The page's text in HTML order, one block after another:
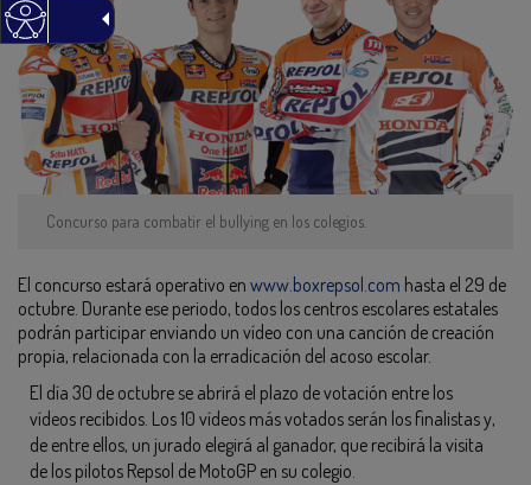
Concurso para combatir el bullying en los colegios.
El concurso estará operativo en www.boxrepsol.com hasta el 29 de
octubre. Durante ese periodo, todos los centros escolares estatales
podrán participar enviando un vídeo con una canción de creación
propia, relacionada con la erradicación del acoso escolar.
El día 30 de octubre se abrirá el plazo de votación entre los
vídeos recibidos. Los 10 vídeos más votados serán los finalistas y,
de entre ellos, un jurado elegirá al ganador, que recibirá la visita
de los pilotos Repsol de MotoGP en su colegio.